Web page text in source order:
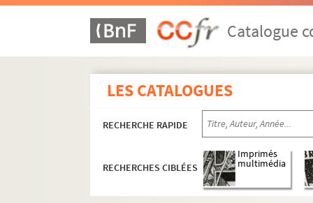
Catalogue
LES CATALOGUES
RECHERCHE RAPIDE
RECHERCHES CIBLÉES
Imprimés
multimédia